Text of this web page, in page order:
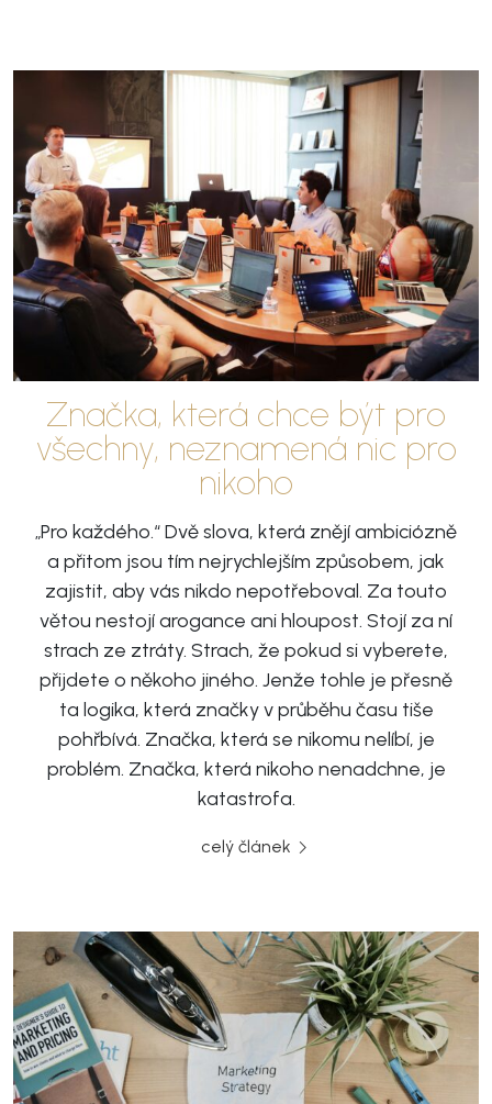
Značka, která chce být pro
všechny, neznamená nic pro
nikoho
„Pro každého.“ Dvě slova, která znějí ambiciózně
a přitom jsou tím nejrychlejším způsobem, jak
zajistit, aby vás nikdo nepotřeboval. Za touto
větou nestojí arogance ani hloupost. Stojí za ní
strach ze ztráty. Strach, že pokud si vyberete,
přijdete o někoho jiného. Jenže tohle je přesně
ta logika, která značky v průběhu času tiše
pohřbívá. Značka, která se nikomu nelíbí, je
problém. Značka, která nikoho nenadchne, je
katastrofa.
celý článek